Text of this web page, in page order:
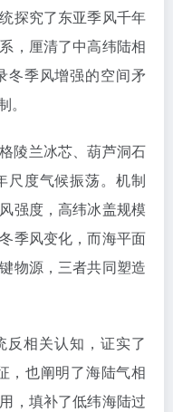
探究了东亚季风千年
，厘清了中高纬陆相
冬季风增强的空间矛
陵兰冰芯、葫芦洞石
尺度气候振荡。机制
强度，高纬冰盖规模
季风变化，而海平面
物源，三者共同塑造
相关认知，证实了
，也阐明了海陆气相
，填补了低纬海陆过